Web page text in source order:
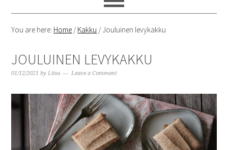
You are here: Home /Kakku /Jouluinen levykakku
JOULUINEN LEVYKAKKU
01/12/2021 byLiisa Leave a Comment